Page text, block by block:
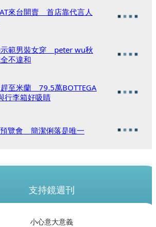
來台開賣 首店靠代言人
示範男裝女穿 peter wu秋
不違和
至米蘭 79.5萬BOTTEGA
行李箱好吸睛
預覽會 簡潔俐落是唯一
支持鏡週刊
小心意大意義